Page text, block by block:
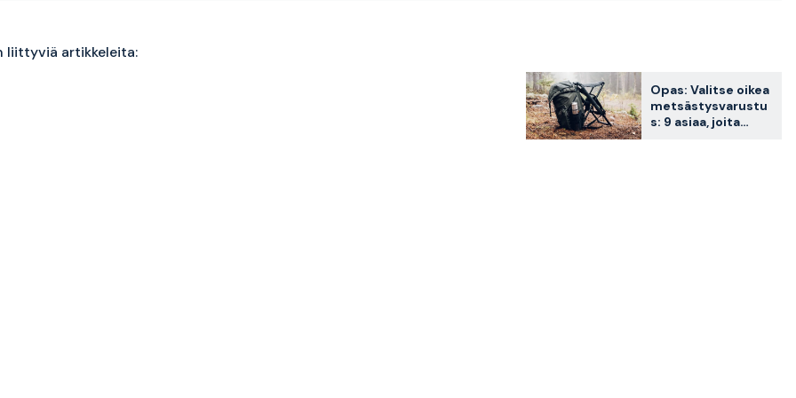
liittyviä artikkeleita:
Opas: Valitse oikea
metsästysvarustu
s: 9 asiaa, joita